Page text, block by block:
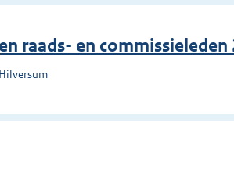
raads- en commissieleden